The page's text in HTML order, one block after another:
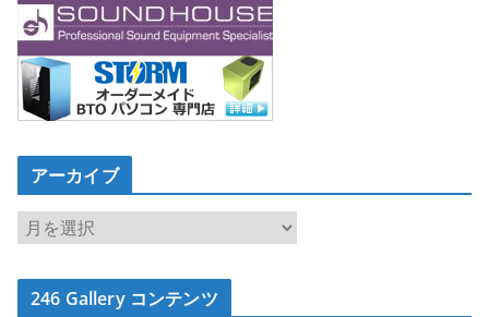
アーカイブ
ア
ー
カ
イ246 Gallery コンテンツ